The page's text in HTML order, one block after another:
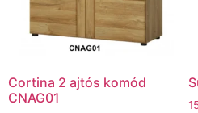
Cortina 2 ajtós komód
CNAG01